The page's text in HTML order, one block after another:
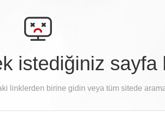
istediğiniz sayfa
linklerden birine gidin veya tüm sitede